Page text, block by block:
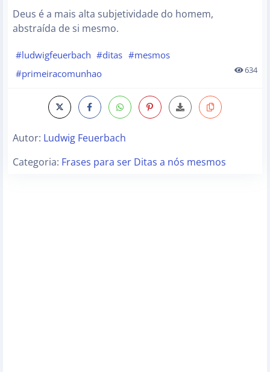
Deus é a mais alta subjetividade do homem,
abstraída de si mesmo.
#ludwigfeuerbach #ditas #mesmos
#primeiracomunhao
634
Autor: Ludwig Feuerbach
Categoria: Frases para ser Ditas a nós mesmos